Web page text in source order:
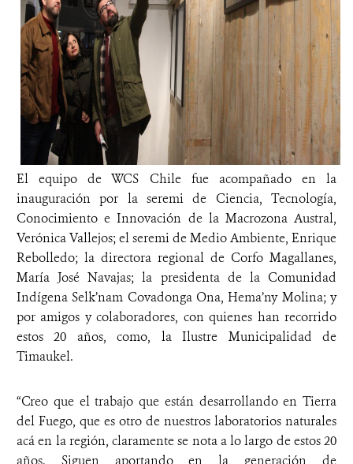
El equipo de WCS Chile fue acompañado en la
inauguración por la seremi de Ciencia, Tecnología,
Conocimiento e Innovación de la Macrozona Austral,
Verónica Vallejos; el seremi de Medio Ambiente, Enrique
Rebolledo; la directora regional de Corfo Magallanes,
María José Navajas; la presidenta de la Comunidad
Indígena Selk’nam Covadonga Ona, Hema’ny Molina; y
por amigos y colaboradores, con quienes han recorrido
estos 20 años, como, la Ilustre Municipalidad de
Timaukel.
“Creo que el trabajo que están desarrollando en Tierra
del Fuego, que es otro de nuestros laboratorios naturales
acá en la región, claramente se nota a lo largo de estos 20
años. Siguen aportando en la generación de